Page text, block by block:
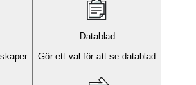
Datablad
Gör ett val för att se datablad